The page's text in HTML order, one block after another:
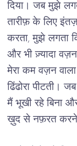
दिया। जब मुझे
तारीफ़ के लिए
करता, मुझे लगता
और भी ज़्यादा
मेरा कम वज़न
ढिंढोरा पीटती।
मैं भूखी रहे बिना
ख़ुद से नफ़रत करने